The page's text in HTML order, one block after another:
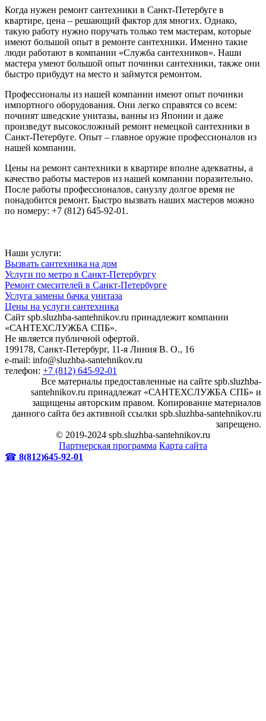
Когда нужен ремонт сантехники в Санкт-Петербуге в
квартире, цена – решающий фактор для многих. Однако,
такую работу нужно поручать только тем мастерам, которые
имеют большой опыт в ремонте сантехники. Именно такие
люди работают в компании «Служба сантехников». Наши
мастера умеют большой опыт починки сантехники, также они
быстро прибудут на место и займутся ремонтом.
Профессионалы из нашей компании имеют опыт починки
импортного оборудования. Они легко справятся со всем:
починят шведские унитазы, ванны из Японии и даже
произведут высокосложный ремонт немецкой сантехники в
Санкт-Петербуге. Опыт – главное оружие профессионалов из
нашей компании.
Цены на ремонт сантехники в квартире вполне адекватны, а
качество работы мастеров из нашей компании поразительно.
После работы профессионалов, санузлу долгое время не
понадобится ремонт. Быстро вызвать наших мастеров можно
по номеру: +7 (812) 645-92-01.
Наши услуги:
Вызвать сантехника на дом
Услуги по метро в Санкт-Петербургу
Ремонт смесителей в Санкт-Петербурге
Услуга замены бачка унитаза
Цены на услуги сантехника
Сайт spb.sluzhba-santehnikov.ru принадлежит компании
«САНТЕХСЛУЖБА СПБ».
Не является публичной офертой.
199178, Санкт-Петербург, 11-я Линия В. О., 16
e-mail: info@sluzhba-santehnikov.ru
телефон: +7 (812) 645-92-01
Все материалы предоставленные на сайте spb.sluzhba-
santehnikov.ru принадлежат «САНТЕХСЛУЖБА СПБ» и
защищены авторским правом. Копирование материалов
данного сайта без активной ссылки spb.sluzhba-santehnikov.ru
запрещено.
© 2019-2024 spb.sluzhba-santehnikov.ru
Партнерская программа Карта сайта
☎ 8(812)645-92-01